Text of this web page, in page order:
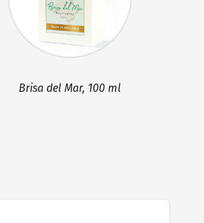
Brisa del Mar, 100 ml